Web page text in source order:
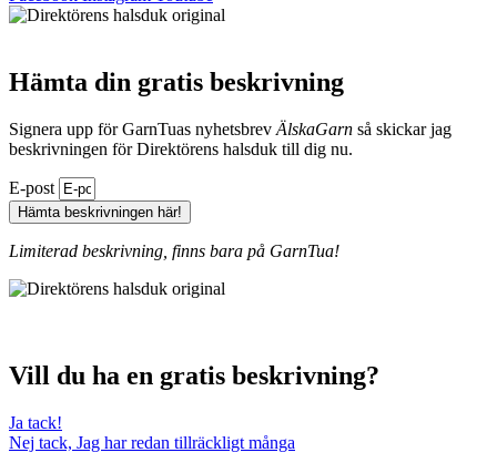
Hämta din gratis beskrivning
Signera upp för GarnTuas nyhetsbrev ÄlskaGarn så skickar jag
beskrivningen för Direktörens halsduk till dig nu.
E-post
Hämta beskrivningen här!
Limiterad beskrivning, finns bara på GarnTua!
Vill du ha en gratis beskrivning?
Ja tack!
Nej tack, Jag har redan tillräckligt många